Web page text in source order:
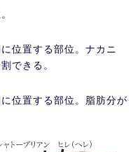
位置する部位。ナカニ
できる。
位置する部位。脂肪分が